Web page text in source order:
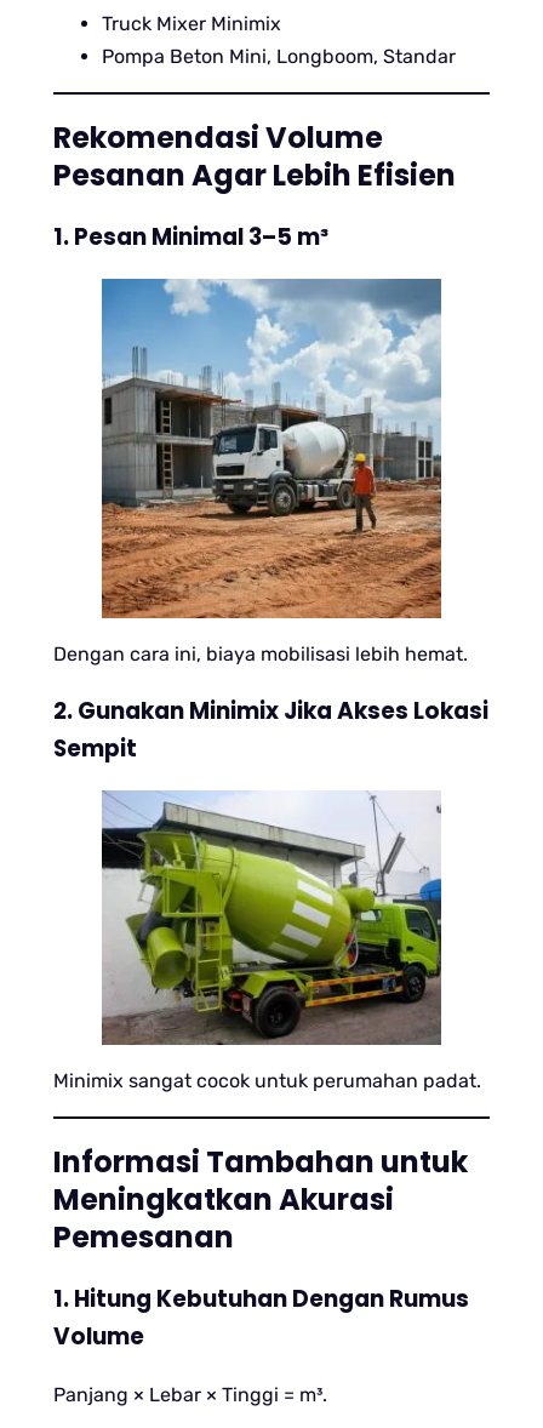
Truck Mixer Minimix
Pompa Beton Mini, Longboom, Standar
Rekomendasi Volume
Pesanan Agar Lebih Efisien
1. Pesan Minimal 3–5 m³
Dengan cara ini, biaya mobilisasi lebih hemat.
2. Gunakan Minimix Jika Akses Lokasi
Sempit
Minimix sangat cocok untuk perumahan padat.
Informasi Tambahan untuk
Meningkatkan Akurasi
Pemesanan
1. Hitung Kebutuhan Dengan Rumus
Volume
Panjang × Lebar × Tinggi = m³.